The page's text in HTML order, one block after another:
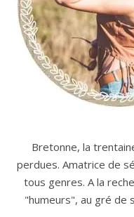
Bretonne, la
perdues. Amatrice de
tous genres. A la
"humeurs", au gré de